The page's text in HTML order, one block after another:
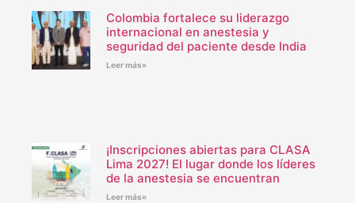
Colombia fortalece su liderazgo
internacional en anestesia y
seguridad del paciente desde India
Leer más»
¡Inscripciones abiertas para CLASA
Lima 2027! El lugar donde los líderes
de la anestesia se encuentran
Leer más»